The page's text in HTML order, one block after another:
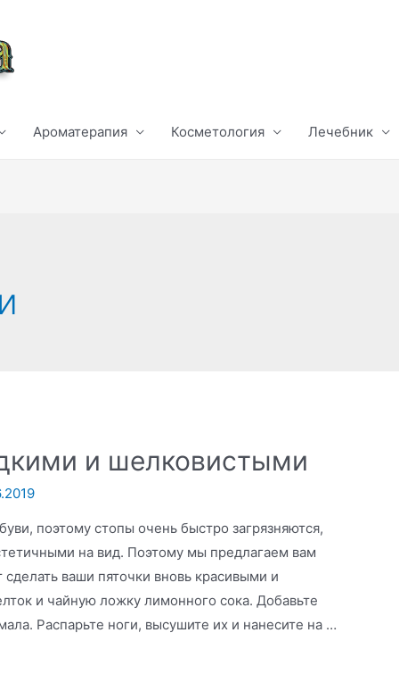
Ароматерапия Косметология Лечебник
и шелковистыми
поэтому стопы очень быстро загрязняются,
на вид. Поэтому мы предлагаем вам
ваши пяточки вновь красивыми и
и чайную ложку лимонного сока. Добавьте
Распарьте ноги, высушите их и нанесите на …